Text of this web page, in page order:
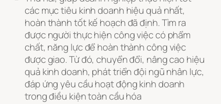
các mục tiêu kinh doanh hiệu quả nhất,
hoàn thành tốt kế hoạch đã định. Tìm ra
được người thực hiện công việc có phẩm
chất, năng lực để hoàn thành công việc
được giao. Từ đó, chuyển đổi, nâng cao hiệu
quả kinh doanh, phát triển đội ngũ nhân lực,
đáp ứng yêu cầu hoạt động kinh doanh
trong điều kiện toàn cầu hóa